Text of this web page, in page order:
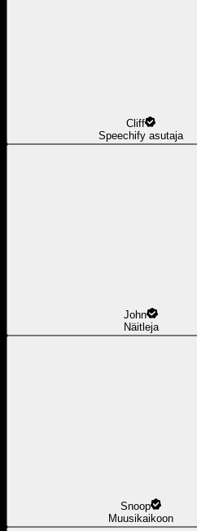
Cliff
Speechify asutaja
John
Näitleja
Snoop
Muusikaikoon